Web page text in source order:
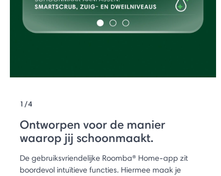
1/4
Ontworpen voor de manier
waarop jij schoonmaakt.
De gebruiksvriendelijke Roomba® Home-app zit
boordevol intuïtieve functies. Hiermee maak je